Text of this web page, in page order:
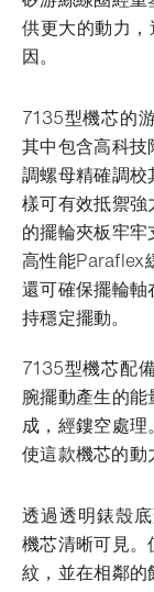
供更大的動力
因。
7135型機芯的
其中包含高科
調螺母精確調
樣可有效抵禦
的擺輪夾板牢
高性能Paraflex
還可確保擺輪
持穩定擺動。
7135型機芯配
腕擺動產生的
成，經鏤空處理
使這款機芯的動
透過透明錶殼
機芯清晰可見
紋，並在相鄰